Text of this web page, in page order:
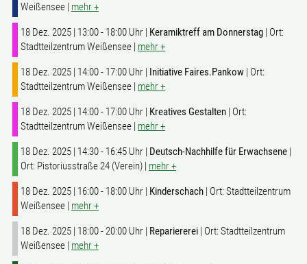
Weißensee | mehr +
18 Dez. 2025 | 13:00 - 18:00 Uhr | Keramiktreff am Donnerstag | Ort:
Stadtteilzentrum Weißensee | mehr +
18 Dez. 2025 | 14:00 - 17:00 Uhr | Initiative Faires.Pankow | Ort:
Stadtteilzentrum Weißensee | mehr +
18 Dez. 2025 | 14:00 - 17:00 Uhr | Kreatives Gestalten | Ort:
Stadtteilzentrum Weißensee | mehr +
18 Dez. 2025 | 14:30 - 16:45 Uhr | Deutsch-Nachhilfe für Erwachsene |
Ort: Pistoriusstraße 24 (Verein) | mehr +
18 Dez. 2025 | 16:00 - 18:00 Uhr | Kinderschach | Ort: Stadtteilzentrum
Weißensee | mehr +
18 Dez. 2025 | 18:00 - 20:00 Uhr | Repariererei | Ort: Stadtteilzentrum
Weißensee | mehr +